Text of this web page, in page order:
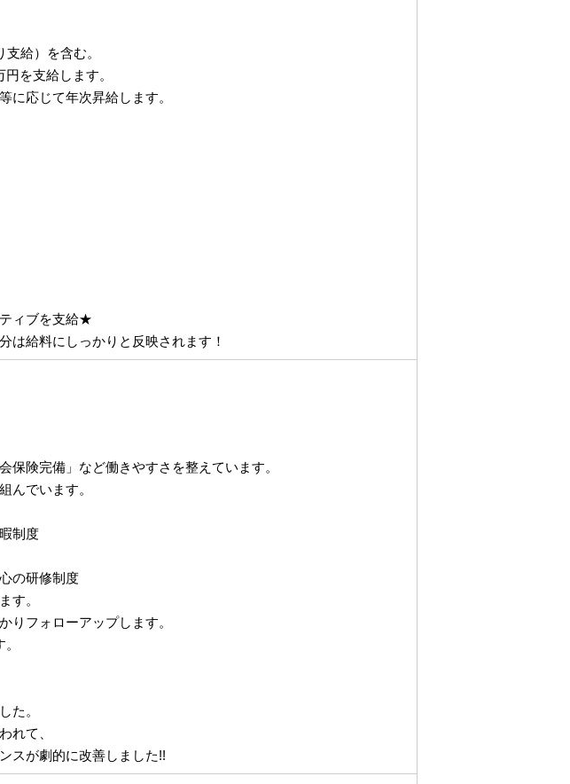
給）を含む。
を支給します。
応じて年次昇給します。
ィブを支給★
は給料にしっかりと反映されます！
保険完備」など働きやすさを整えています。
んでいます。
制度
の研修制度
す。
フォローアップします。
た。
れて、
スが劇的に改善しました!!